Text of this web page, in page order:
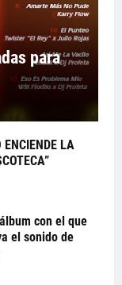
para
ENCIENDE LA
con el que
el sonido de